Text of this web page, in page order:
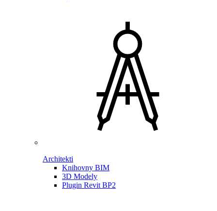
Architekti
Knihovny BIM
3D Modely
Plugin Revit BP2